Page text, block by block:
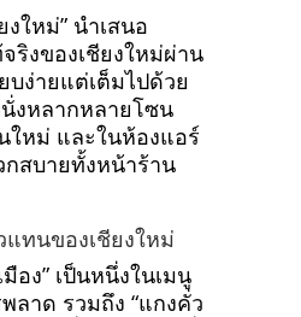
งใหม่” นำเสนอ
ริงของเชียงใหม่ผ่าน
บง่ายแต่เต็มไปด้วย
งหลากหลายโซน
ใหม่ และในห้องแอร์
สบายทั้งหน้าร้าน
แทนของเชียงใหม่
อง” เป็นหนึ่งในเมนู
ลาด รวมถึง “แกงคั่ว